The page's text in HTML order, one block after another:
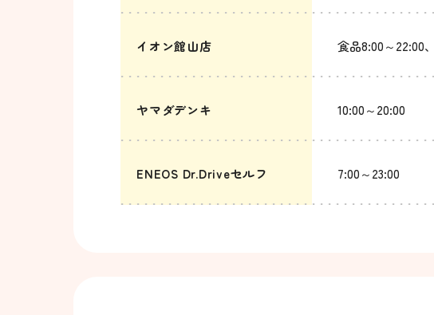
イオン館山店 食品8:00～22:00
ヤマダデンキ 10:00～20:00
ENEOS Dr.Driveセルフ 7:00～23:00